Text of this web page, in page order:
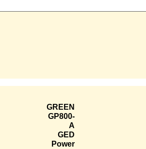
GREEN
GP800-
A
GED
Power